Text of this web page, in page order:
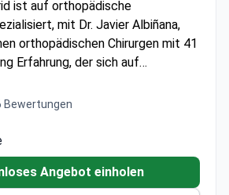
ist auf orthopädische
mit Dr. Javier Albiñana,
orthopädischen Chirurgen mit 41
Erfahrung, der sich auf
Knochenfehlbildungen
bietet eine fortschrittliche
Bewertungen
Angebot einholen